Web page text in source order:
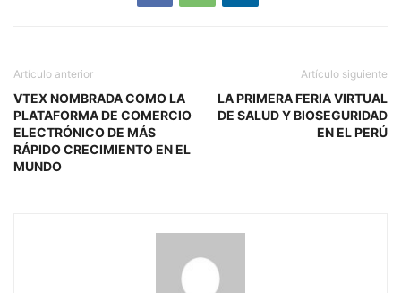
Artículo anterior
VTEX NOMBRADA COMO LA
PLATAFORMA DE COMERCIO
ELECTRÓNICO DE MÁS
RÁPIDO CRECIMIENTO EN EL
MUNDO
Artículo siguiente
LA PRIMERA FERIA VIRTUAL
DE SALUD Y BIOSEGURIDAD
EN EL PERÚ